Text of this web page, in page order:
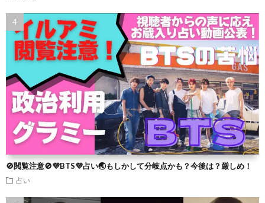
🚫閲覧注意🚫💜BTS💜占い🌏もしかして分岐点かも？今後は？厳しめ！
占い